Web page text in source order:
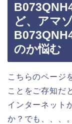
ど、アマ
のか悩む
こちらのページ
ことをご存知だ
インターネット
か？でも、、、。